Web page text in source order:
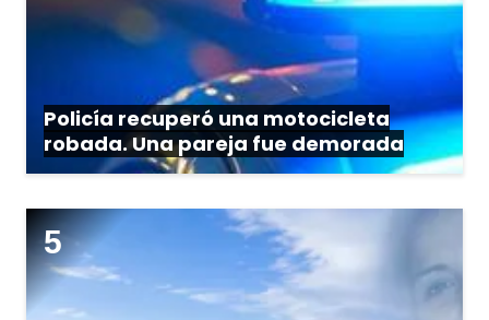
Policía recuperó una motocicleta
robada. Una pareja fue demorada